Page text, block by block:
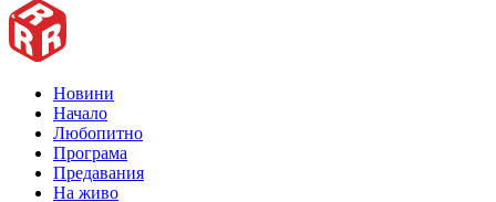
Новини
Начало
Любопитно
Програма
Предавания
На живо